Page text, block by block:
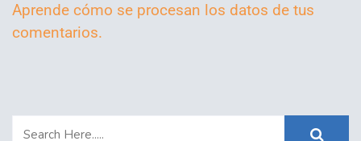
Aprende cómo se procesan los datos de tus
comentarios.